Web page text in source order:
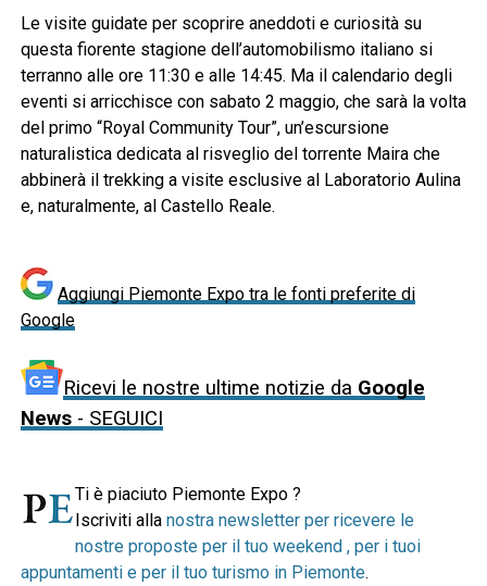
Le visite guidate per scoprire aneddoti e curiosità su
questa fiorente stagione dell’automobilismo italiano si
terranno alle ore 11:30 e alle 14:45. Ma il calendario degli
eventi si arricchisce con sabato 2 maggio, che sarà la volta
del primo “Royal Community Tour”, un’escursione
naturalistica dedicata al risveglio del torrente Maira che
abbinerà il trekking a visite esclusive al Laboratorio Aulina
e, naturalmente, al Castello Reale.
Aggiungi Piemonte Expo tra le fonti preferite di
Google
Ricevi le nostre ultime notizie da Google
News- SEGUICI
Ti è piaciuto Piemonte Expo ?
Iscriviti alla nostra newsletter per ricevere le
nostre proposte per il tuo weekend , per i tuoi
appuntamenti e per il tuo turismo in Piemonte.